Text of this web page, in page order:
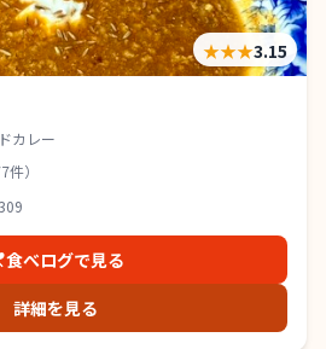
★★★3.15
カレー
件）
食べログで見る
詳細を見る